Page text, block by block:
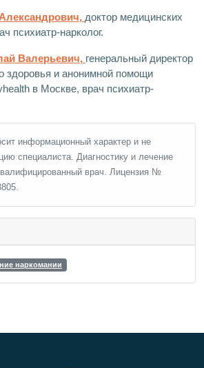
доктор медицинских
психиатр-нарколог.
Валерьевич, генеральный директор
здоровья и анонимной помощи
в Москве, врач психиатр-
информационный характер и не
специалиста. Диагностику и лечение
врач. Лицензия №
наркомании